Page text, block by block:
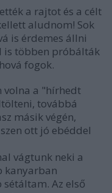
a rajtot és a célt
aludnom! Sok
is érdemes állni
is többen próbálták
fogok.
volna a "hírhedt
továbbá
másik végén,
ott jó ebéddel
vágtunk neki a
kanyarban
Az első